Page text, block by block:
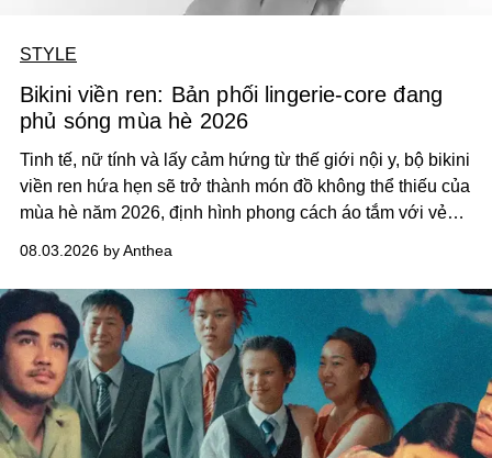
STYLE
Bikini viền ren: Bản phối lingerie-core đang
phủ sóng mùa hè 2026
Tinh tế, nữ tính và lấy cảm hứng từ thế giới nội y, bộ bikini
viền ren hứa hẹn sẽ trở thành món đồ không thể thiếu của
mùa hè năm 2026, định hình phong cách áo tắm với vẻ
08.03.2026 by Anthea